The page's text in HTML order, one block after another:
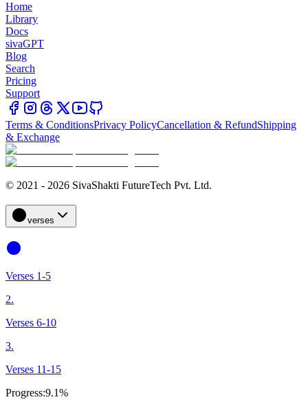
Home
Library
Docs
sivaGPT
Blog
Search
Pricing
Support
Terms & ConditionsPrivacy PolicyCancellation & RefundShipping
& Exchange
© 2021 - 2026 SivaShakti FutureTech Pvt. Ltd.
verses
Verses 1-5
2.
Verses 6-10
3.
Verses 11-15
Progress:9.1%